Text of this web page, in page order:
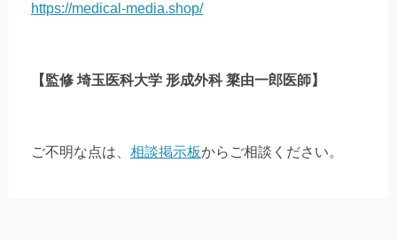
https://medical-media.shop/
【監修 埼玉医科大学 形成外科 簗由一郎医師】
ご不明な点は、 相談掲示板からご相談ください。